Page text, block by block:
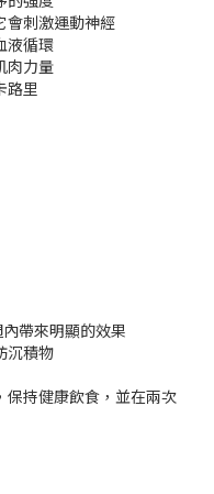
會刺激運動神經
液循環
肉力量
路里
帶來明顯的效果
沉積物
保持健康飲食，並在兩次